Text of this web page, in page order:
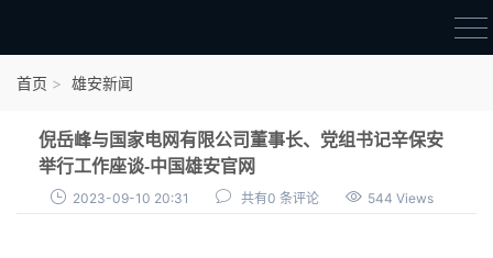
点我申领雄才卡
审核通过公示
首页 雄安新闻
倪岳峰与国家电网有限公司董事长、党组书记辛保安
举行工作座谈-中国雄安官网
2023-09-10 20:31 共有0 条评论 544 Views